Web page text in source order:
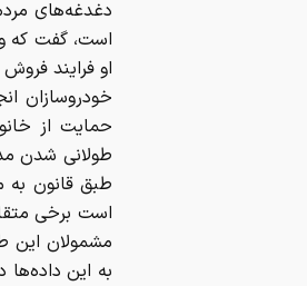
دغدغه‌های
است، گفت که
او فرایند
خودروسازان
حمایت از
طولانی شدن
طبق قانون
است برخی
مشمولان این
به این